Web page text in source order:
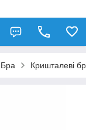
Бра Кришталеві